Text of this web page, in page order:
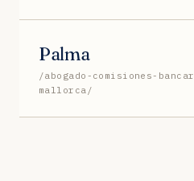
Palma
/abogado-comisiones-
mallorca/